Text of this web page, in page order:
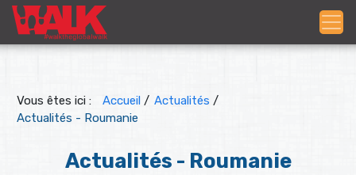
Vous êtes ici : Accueil / Actualités /
Actualités - Roumanie
Actualités - Roumanie